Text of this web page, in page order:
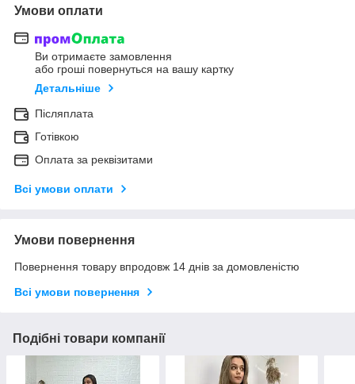
Умови оплати
Ви отримаєте замовлення
або гроші повернуться на вашу картку
Детальніше
Післяплата
Готівкою
Оплата за реквізитами
Всі умови оплати
Умови повернення
Повернення товару впродовж 14 днів за домовленістю
Всі умови повернення
Подібні товари компанії